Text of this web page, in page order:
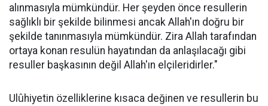
alınmasıyla mümkündür. Her şeyden önce resullerin
sağlıklı bir şekilde bilinmesi ancak Allah'ın doğru bir
şekilde tanınmasıyla mümkündür. Zira Allah tarafından
ortaya konan resulün hayatından da anlaşılacağı gibi
resuller başkasının değil Allah'ın elçileridirler."
Ulûhiyetin özelliklerine kısaca değinen ve resullerin bu